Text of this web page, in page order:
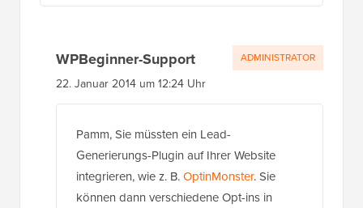
WPBeginner-Support
22. Januar 2014 um 12:24 Uhr
Pamm, Sie müssten ein Lead-
Generierungs-Plugin auf Ihrer Website
integrieren, wie z. B.OptinMonster. Sie
können dann verschiedene Opt-ins in
ADMINISTRATOR